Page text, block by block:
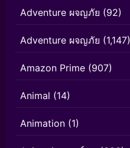
Adventure ผจญภัย (92)
Adventure ผจญภัย (1,147)
Amazon Prime (907)
Animal (14)
Animation (1)